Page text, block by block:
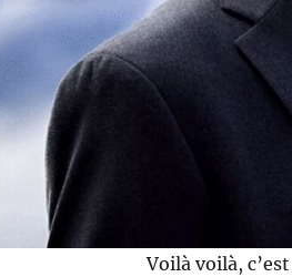
Voilà voilà,